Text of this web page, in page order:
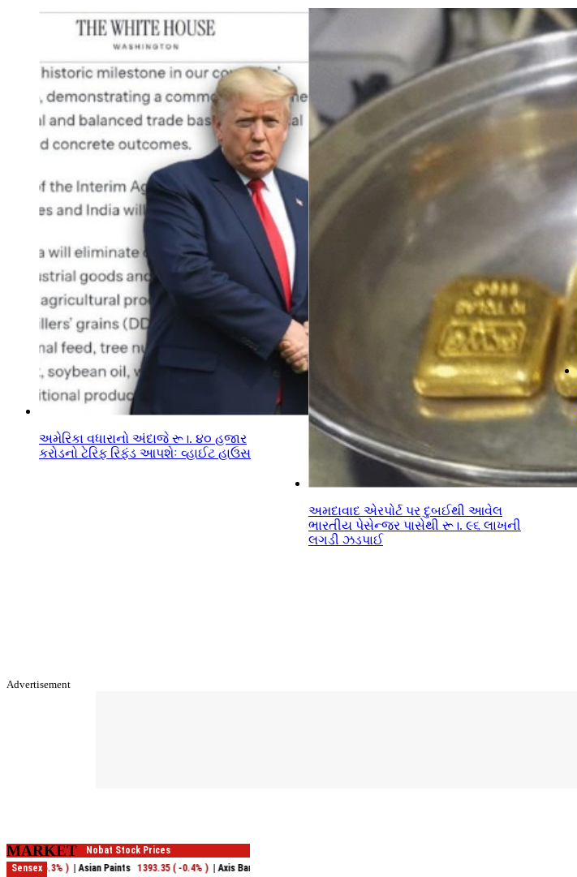
અમેરિકા વધારાનો અંદાજે રૂ।. ૪૦ હજાર
કરોડનો ટેરિફ રિફંડ આપશેઃ વ્હાઈટ હાઉસ
અમદાવાદ એરપોર્ટ પર દુબઈથી આવેલ
ભારતીય પેસેન્જર પાસેથી રૂ।. ૯૬ લાખની
લગડી ઝડપાઈ
Advertisement
MARKET